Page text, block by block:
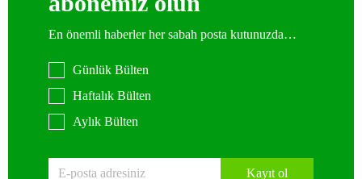
En önemli haberler her sabah posta kutunuzda…
Günlük Bülten
Haftalık Bülten
Aylık Bülten
Kayıt ol